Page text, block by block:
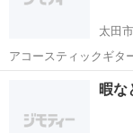
太田市
アコースティックギタ
ればご指導致します。
びなど、サポートさせ
太田市 ギ
暇な